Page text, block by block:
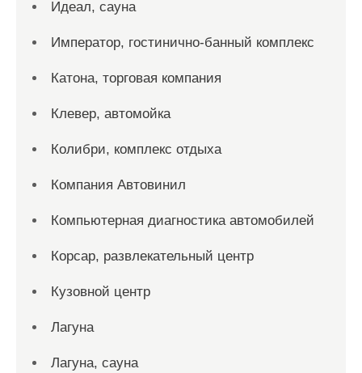
Идеал, сауна
Император, гостинично-банный комплекс
Катона, торговая компания
Клевер, автомойка
Колибри, комплекс отдыха
Компания Автовинил
Компьютерная диагностика автомобилей
Корсар, развлекательный центр
Кузовной центр
Лагуна
Лагуна, сауна